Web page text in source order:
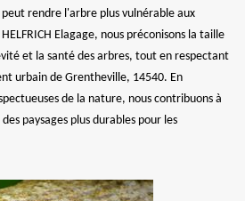
peut rendre l'arbre plus vulnérable aux
Elagage, nous préconisons la taille
et la santé des arbres, tout en respectant
urbain de Grentheville, 14540. En
de la nature, nous contribuons à
paysages plus durables pour les